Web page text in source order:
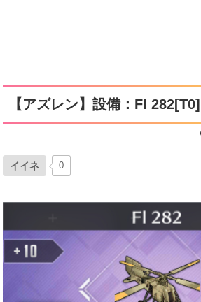
【アズレン】設備：Fl 282[T0]
イイネ 0